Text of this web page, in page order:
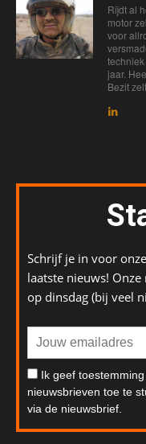
Rijdt al
motor
voor
jaar.
Bezit
Schrijf je in voor
laatste nieuws!
op dinsdag (bij veel
Ik geef
nieuwsbrieven toe te
via de nieuwsbrief.